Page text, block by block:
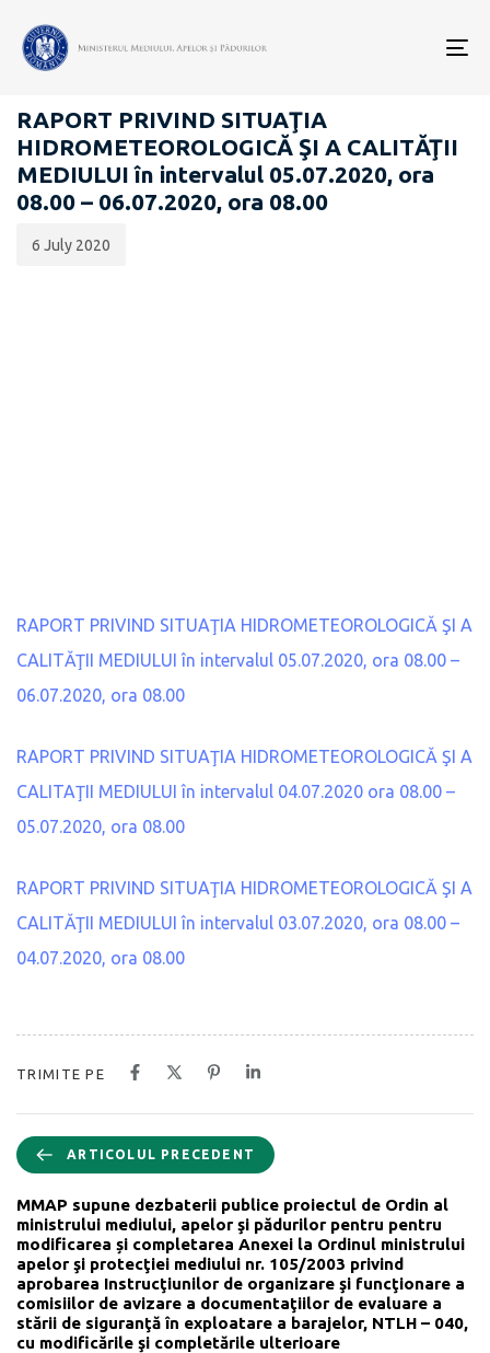
RAPOARTE ZILNICE STAREA MEDIULUI
RAPORT PRIVIND SITUAŢIA
HIDROMETEOROLOGICĂ ŞI A CALITĂŢII
MEDIULUI în intervalul 05.07.2020, ora
08.00 – 06.07.2020, ora 08.00
publicării:
6 July 2020
RAPORT PRIVIND SITUAŢIA HIDROMETEOROLOGICĂ ŞI A
CALITĂŢII MEDIULUI în intervalul 05.07.2020, ora 08.00 –
06.07.2020, ora 08.00
RAPORT PRIVIND SITUAŢIA HIDROMETEOROLOGICĂ ŞI A
CALITAŢII MEDIULUI în intervalul 04.07.2020 ora 08.00 –
05.07.2020, ora 08.00
RAPORT PRIVIND SITUAŢIA HIDROMETEOROLOGICĂ ŞI A
CALITĂŢII MEDIULUI în intervalul 03.07.2020, ora 08.00 –
04.07.2020, ora 08.00
TRIMITE PE
ARTICOLUL PRECEDENT
MMAP supune dezbaterii publice proiectul de Ordin al
ministrului mediului, apelor şi pădurilor pentru pentru
modificarea și completarea Anexei la Ordinul ministrului
apelor şi protecţiei mediului nr. 105/2003 privind
aprobarea Instrucţiunilor de organizare şi funcţionare a
comisiilor de avizare a documentaţiilor de evaluare a
stării de siguranţă în exploatare a barajelor, NTLH – 040,
cu modificările şi completările ulterioare